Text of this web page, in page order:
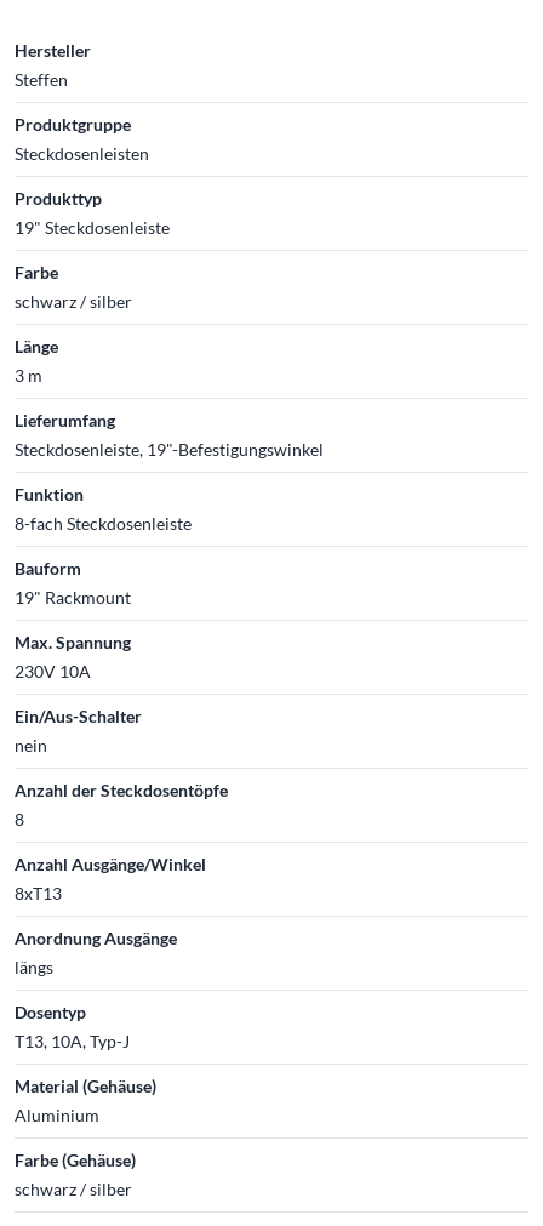
Hersteller
Steffen
Produktgruppe
Steckdosenleisten
Produkttyp
19" Steckdosenleiste
Farbe
schwarz / silber
Länge
3 m
Lieferumfang
Steckdosenleiste, 19"-Befestigungswinkel
Funktion
8-fach Steckdosenleiste
Bauform
19" Rackmount
Max. Spannung
230V 10A
Ein/Aus-Schalter
nein
Anzahl der Steckdosentöpfe
8
Anzahl Ausgänge/Winkel
8xT13
Anordnung Ausgänge
längs
Dosentyp
T13, 10A, Typ-J
Material (Gehäuse)
Aluminium
Farbe (Gehäuse)
schwarz / silber